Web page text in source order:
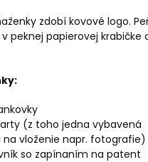
zdobí kovové logo.
peknej papierovej krabičke
(z toho jedna vybavená
vloženie napr. fotografie)
so zapínaním na patent